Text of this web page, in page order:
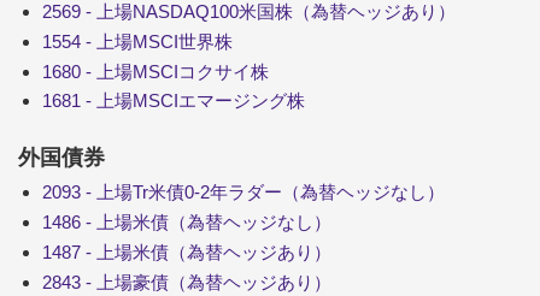
2569 - 上場NASDAQ100米国株（為替ヘッジあり）
1554 - 上場MSCI世界株
1680 - 上場MSCIコクサイ株
1681 - 上場MSCIエマージング株
外国債券
2093 - 上場Tr米債0-2年ラダー（為替ヘッジなし）
1486 - 上場米債（為替ヘッジなし）
1487 - 上場米債（為替ヘッジあり）
2843 - 上場豪債（為替ヘッジあり）